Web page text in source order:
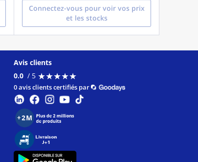
Connectez-vous pour voir vos prix
et les stocks
Avis clients
0.0 / 5 ★★★★★
★★★★★
0 avis clients certifiés par